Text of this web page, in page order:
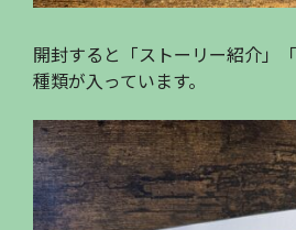
開封すると「ストーリー紹介」
種類が入っています。